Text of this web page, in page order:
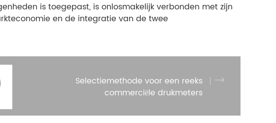
is toegepast, is onlosmakelijk verbonden met zijn
en de integratie van de twee
Selectiemethode voor een reeks
commerciële drukmeters